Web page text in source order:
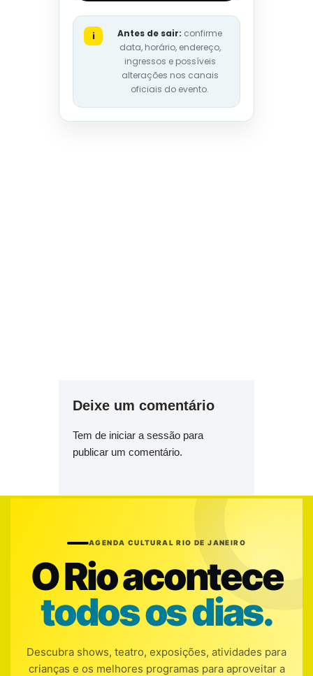
i Antes de sair: confirme
data, horário, endereço,
ingressos e possíveis
alterações nos canais
oficiais do evento.
Deixe um comentário
Tem de iniciar a sessão para
publicar um comentário.
AGENDA CULTURAL RIO DE JANEIRO
O Rio acontece
todos os dias.
Descubra shows, teatro, exposições, atividades para
crianças e os melhores programas para aproveitar a